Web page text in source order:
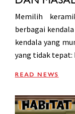
Memilih
berbagai
kendala yang
yang tidak tepat:
READ NEWS